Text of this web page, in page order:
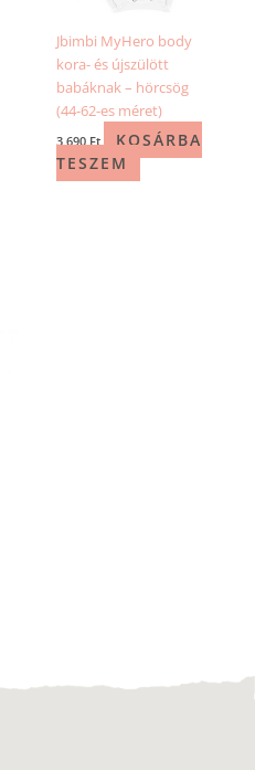
Jbimbi MyHero body
kora- és újszülött
babáknak – hörcsög
(44-62-es méret)
3 690Ft
KOSÁRBA
TESZEM